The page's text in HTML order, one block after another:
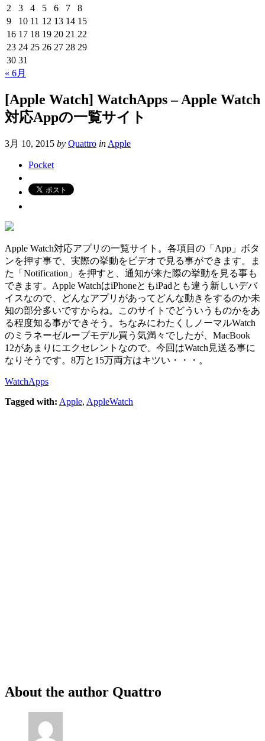
2
3 4 5 6 7
8
9
10 11 12 13 14 15
16 17 18 19 20 21 22
23 24 25 26 27 28 29
30 31
« 6月
[Apple Watch] WatchApps – Apple Watch
対応Appの一覧サイト
3月 10, 2015 by Quattro inApple
Pocket
Apple Watch対応アプリの一覧サイト。各項目の「App」ボタ
ンを押す事で、実際の挙動をビデオで見る事ができます。ま
た「Notification」を押すと、通知が来た際の挙動を見る事も
できます。Apple WatchはiPhoneともiPadとも違う新しいデバ
イスなので、どんなアプリがあってどんな動きをするのか未
知の部分多いですからね。このサイトでどういうものかをあ
る程度知る事ができそう。ちなみにわたくしノーマルWatch
のミラネーゼループモデル買う気満々でしたが、MacBook
12があまりにエクセレントなので、今回はWatch見送る事に
なりそうです。8万と15万両方はキツい・・・。
WatchApps
Tagged with: Apple, AppleWatch
About the author Quattro